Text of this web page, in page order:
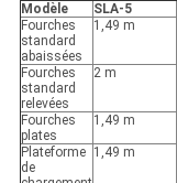
Modèle SLA-5
Fourches
standard
abaissées
1,49 m
Fourches
standard
relevées
2 m
Fourches
plates
1,49 m
Plateforme
de
1,49 m